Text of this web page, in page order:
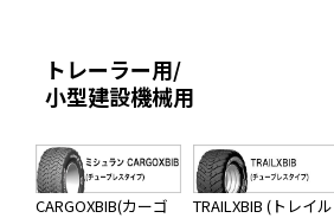
トレーラー用/
小型建設機械用
CARGOXBIB(カーゴ
TRAILXBIB (トレイル